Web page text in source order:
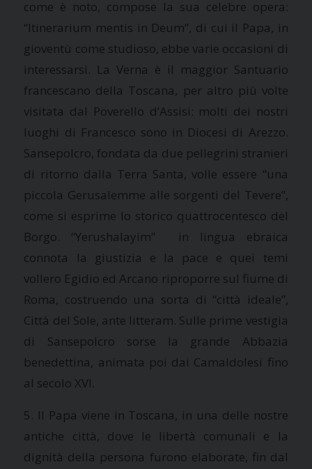
come è noto, compose la sua celebre opera:
“Itinerarium mentis in Deum”, di cui il Papa, in
gioventù come studioso, ebbe varie occasioni di
interessarsi. La Verna è il maggior Santuario
francescano della Toscana, per altro più volte
visitata dal Poverello d’Assisi: molti dei nostri
luoghi di Francesco sono in Diocesi di Arezzo.
Sansepolcro, fondata da due pellegrini stranieri
di ritorno dalla Terra Santa, volle essere “una
piccola Gerusalemme alle sorgenti del Tevere”,
come si esprime lo storico quattrocentesco del
Borgo. “Yerushalayim” in lingua ebraica
connota la giustizia e la pace e quei temi
vollero Egidio ed Arcano riproporre sul fiume di
Roma, costruendo una sorta di “città ideale”,
Città del Sole, ante litteram. Sulle prime vestigia
di Sansepolcro sorse la grande Abbazia
benedettina, animata poi dai Camaldolesi fino
al secolo XVI.
5. Il Papa viene in Toscana, in una delle nostre
antiche città, dove le libertà comunali e la
dignità della persona furono elaborate, fin dal